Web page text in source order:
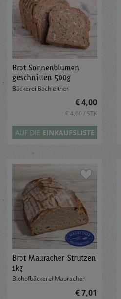
Brot Sonnenblumen
geschnitten 500g
Bäckerei Bachleitner
€ 4,00
€ 4,00 / STK
AUF DIE EINKAUFSLISTE
Brot Mauracher Strutzen
1kg
Biohofbäckerei Mauracher
€ 7,01